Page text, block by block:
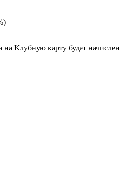
Клубную карту будет